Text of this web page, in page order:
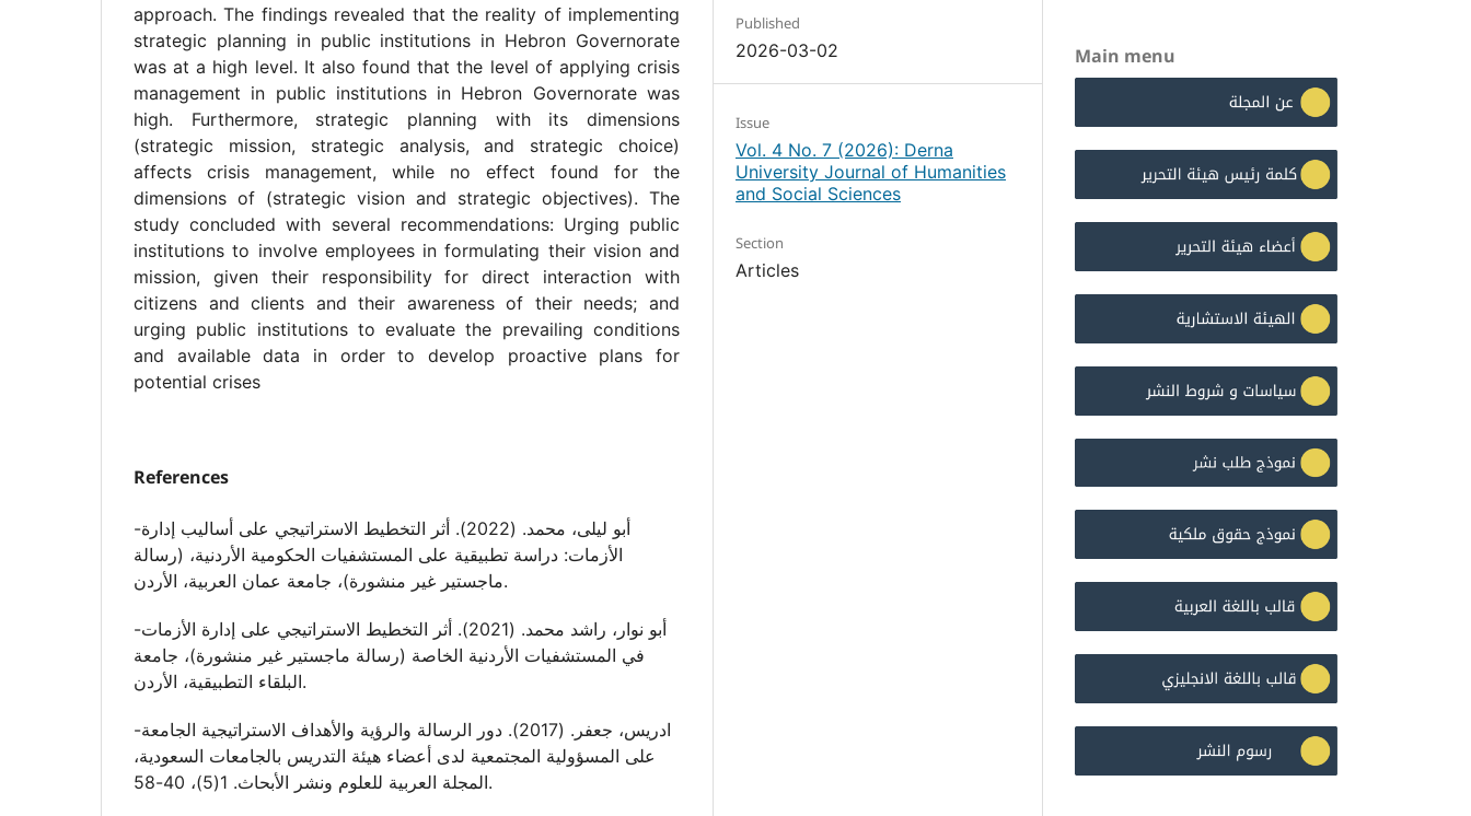
approach. The findings revealed that the reality of implementing
strategic planning in public institutions in Hebron Governorate
was at a high level. It also found that the level of applying crisis
management in public institutions in Hebron Governorate was
high. Furthermore, strategic planning with its dimensions
(strategic mission, strategic analysis, and strategic choice)
affects crisis management, while no effect found for the
dimensions of (strategic vision and strategic objectives). The
study concluded with several recommendations: Urging public
institutions to involve employees in formulating their vision and
mission, given their responsibility for direct interaction with
citizens and clients and their awareness of their needs; and
urging public institutions to evaluate the prevailing conditions
and available data in order to develop proactive plans for
potential crises
References
-أبو ليلى، محمد. (2022). أثر التخطيط الاستراتيجي على أساليب إدارة
الأزمات: دراسة تطبيقية على المستشفيات الحكومية الأردنية، (رسالة
ماجستير غير منشورة)، جامعة عمان العربية، الأردن.
-أبو نوار، راشد محمد. (2021). أثر التخطيط الاستراتيجي على إدارة الأزمات
في المستشفيات الأردنية الخاصة (رسالة ماجستير غير منشورة)، جامعة
البلقاء التطبيقية، الأردن.
-ادريس، جعفر. (2017). دور الرسالة والرؤية والأهداف الاستراتيجية الجامعة
على المسؤولية المجتمعية لدى أعضاء هيئة التدريس بالجامعات السعودية،
المجلة العربية للعلوم ونشر الأبحاث. 1(5)، 40-58.
Published
2026-03-02
Issue
Vol. 4 No. 7 (2026): Derna
University Journal of Humanities
and Social Sciences
Section
Articles
Main menu